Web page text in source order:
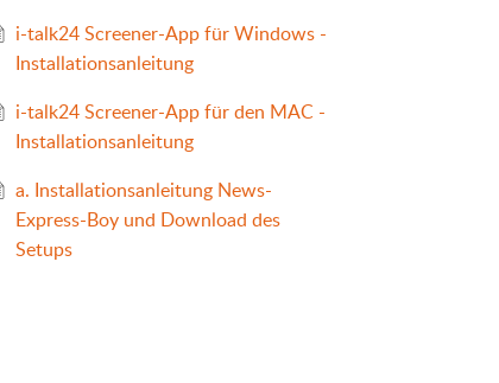
i-talk24 Screener-App für Windows -
Installationsanleitung
i-talk24 Screener-App für den MAC -
Installationsanleitung
a. Installationsanleitung News-
Express-Boy und Download des
Setups